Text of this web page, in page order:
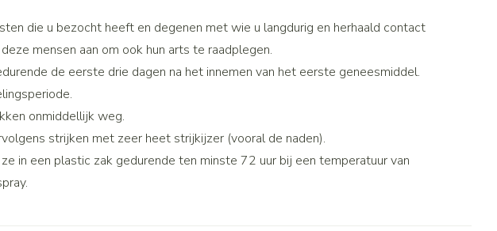
gebruiksvoorwerpen
Eyeliner - oogpotlood
Mascara
Oogschaduw
Toon meer
Badkamer
Bed
Doorliggen - decubitis
Enkel en voet
Oor
Neus
Tabletten
die u bezocht heeft en degenen met wie u langdurig en herhaald contact
mensen aan om ook hun arts te raadplegen.
de eerste drie dagen na het innemen van het eerste geneesmiddel.
onmiddellijk weg.
strijken met zeer heet strijkijzer (vooral de naden).
in een plastic zak gedurende ten minste 72 uur bij een temperatuur van